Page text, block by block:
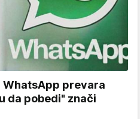
WhatsApp prevara
da pobedi" znači